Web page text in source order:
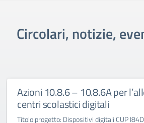
Circolari, notizie,
Azioni 10.8.6 – 10.8.6A per
centri scolastici digitali
Titolo progetto: Dispositivi digitali CUP